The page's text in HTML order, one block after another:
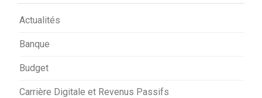
Actualités
Banque
Budget
Carrière Digitale et Revenus Passifs